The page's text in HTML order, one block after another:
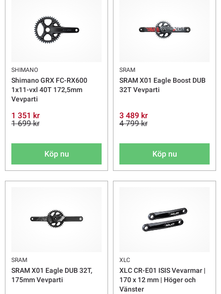
SHIMANO
Shimano GRX FC-RX600
1x11-vxl 40T 172,5mm
Vevparti
1 351 kr
1 699 kr
Köp nu
SRAM
SRAM X01 Eagle Boost DUB
32T Vevparti
3 489 kr
4 799 kr
Köp nu
SRAM
SRAM X01 Eagle DUB 32T,
175mm Vevparti
XLC
XLC CR-E01 ISIS Vevarmar |
170 x 12 mm | Höger och
Vänster